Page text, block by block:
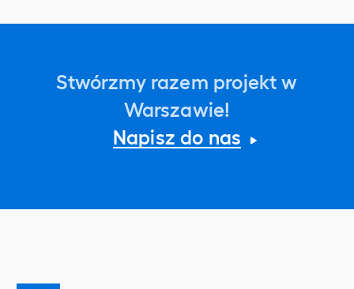
Stwórzmy razem projekt w
Warszawie!
Napisz do nas